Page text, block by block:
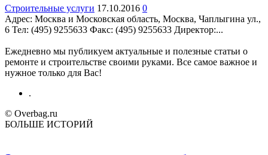
Строительные услуги 17.10.2016 0
Адрес: Москва и Московская область, Москва, Чаплыгина ул.,
6 Teл: (495) 9255633 Факс: (495) 9255633 Директор:...
Ежедневно мы публикуем актуальные и полезные статьи о
ремонте и строительстве своими руками. Все самое важное и
нужное только для Вас!
.
© Overbag.ru
БОЛЬШЕ ИСТОРИЙ